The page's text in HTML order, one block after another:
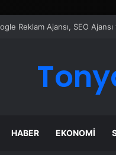
Dijital Taşımacılık Yazılımı
HABER EKONOMI